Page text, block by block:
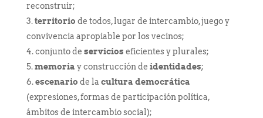
reconstruir;
territorio de todos, lugar de intercambio, juego y
convivencia apropiable por los vecinos;
conjunto de servicios eficientes y plurales;
memoria y construcción de identidades;
escenario de la cultura democrática
(expresiones, formas de participación política,
ámbitos de intercambio social);